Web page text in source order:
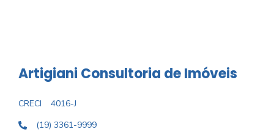
Artigiani Consultoria de Imóveis
CRECI
4016-J
(19) 3361-9999